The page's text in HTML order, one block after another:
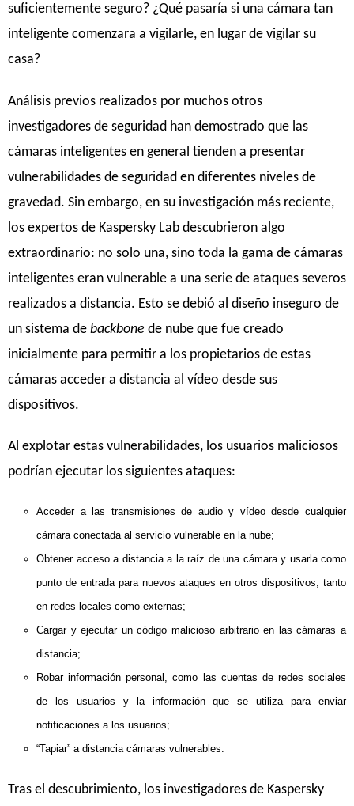
suficientemente seguro? ¿Qué pasaría si una cámara tan
inteligente comenzara a vigilarle, en lugar de vigilar su
casa?
Análisis previos realizados por muchos otros
investigadores de seguridad han demostrado que las
cámaras inteligentes en general tienden a presentar
vulnerabilidades de seguridad en diferentes niveles de
gravedad. Sin embargo, en su investigación más reciente,
los expertos de Kaspersky Lab descubrieron algo
extraordinario: no solo una, sino toda la gama de cámaras
inteligentes eran vulnerable a una serie de ataques severos
realizados a distancia. Esto se debió al diseño inseguro de
un sistema de backbone de nube que fue creado
inicialmente para permitir a los propietarios de estas
cámaras acceder a distancia al vídeo desde sus
dispositivos.
Al explotar estas vulnerabilidades, los usuarios maliciosos
podrían ejecutar los siguientes ataques:
Acceder a las transmisiones de audio y vídeo desde cualquier
cámara conectada al servicio vulnerable en la nube;
Obtener acceso a distancia a la raíz de una cámara y usarla como
punto de entrada para nuevos ataques en otros dispositivos, tanto
en redes locales como externas;
Cargar y ejecutar un código malicioso arbitrario en las cámaras a
distancia;
Robar información personal, como las cuentas de redes sociales
de los usuarios y la información que se utiliza para enviar
notificaciones a los usuarios;
“Tapiar” a distancia cámaras vulnerables.
Tras el descubrimiento, los investigadores de Kaspersky